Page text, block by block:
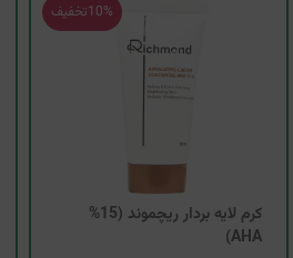
10%تخفیف
کرم لایه بردار ریچموند (15%
AHA)